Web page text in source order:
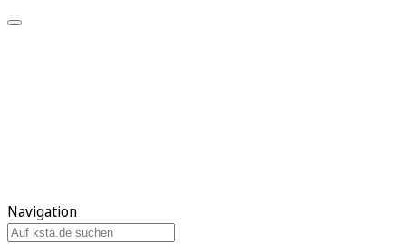
Navigation